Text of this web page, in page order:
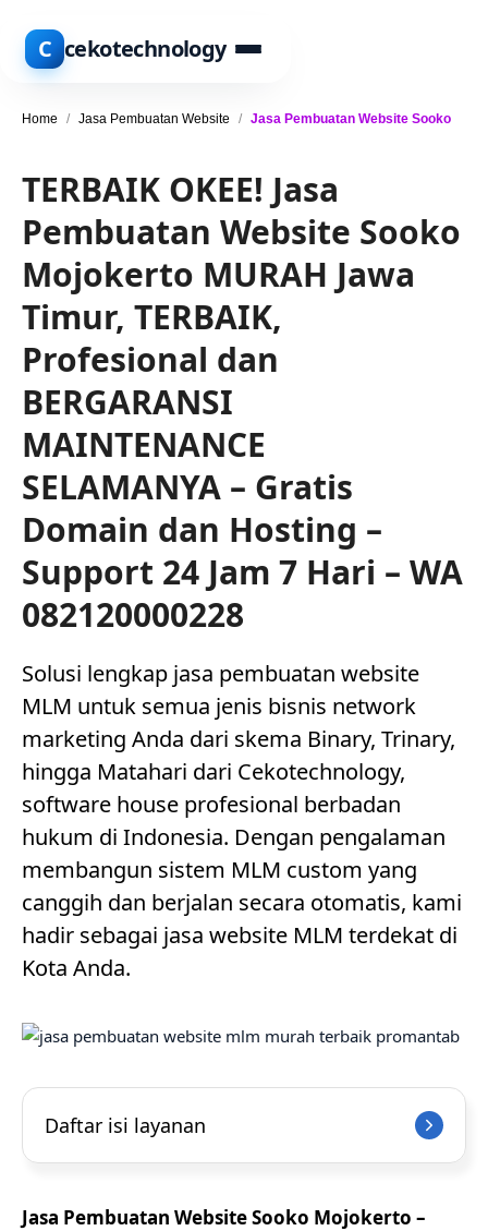
C cekotechnology
Home / Jasa Pembuatan Website / Jasa Pembuatan Website Sooko
TERBAIK OKEE! Jasa
Pembuatan Website Sooko
Mojokerto MURAH Jawa
Timur, TERBAIK,
Profesional dan
BERGARANSI
MAINTENANCE
SELAMANYA – Gratis
Domain dan Hosting –
Support 24 Jam 7 Hari – WA
082120000228
Solusi lengkap jasa pembuatan website
MLM untuk semua jenis bisnis network
marketing Anda dari skema Binary, Trinary,
hingga Matahari dari Cekotechnology,
software house profesional berbadan
hukum di Indonesia. Dengan pengalaman
membangun sistem MLM custom yang
canggih dan berjalan secara otomatis, kami
hadir sebagai jasa website MLM terdekat di
Kota Anda.
Daftar isi layanan
Jasa Pembuatan Website Sooko Mojokerto –